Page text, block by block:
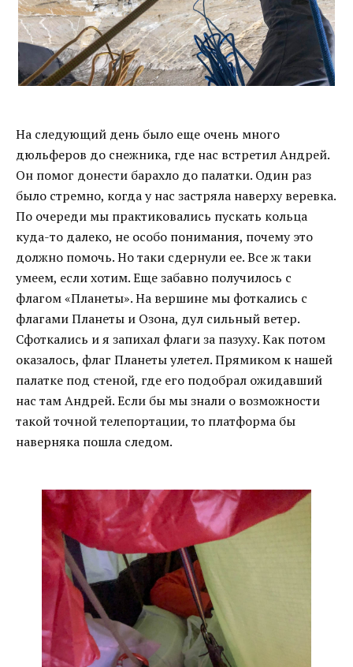
На следующий день было еще очень много
дюльферов до снежника, где нас встретил Андрей.
Он помог донести барахло до палатки. Один раз
было стремно, когда у нас застряла наверху веревка.
По очереди мы практиковались пускать кольца
куда-то далеко, не особо понимания, почему это
должно помочь. Но таки сдернули ее. Все ж таки
умеем, если хотим. Еще забавно получилось с
флагом «Планеты». На вершине мы фоткались с
флагами Планеты и Озона, дул сильный ветер.
Сфоткались и я запихал флаги за пазуху. Как потом
оказалось, флаг Планеты улетел. Прямиком к нашей
палатке под стеной, где его подобрал ожидавший
нас там Андрей. Если бы мы знали о возможности
такой точной телепортации, то платформа бы
наверняка пошла следом.